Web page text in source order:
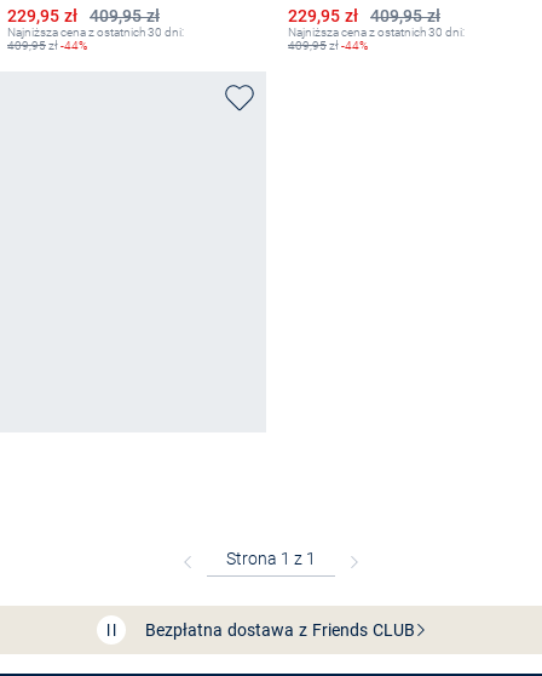
409,95 zł
Obniżona cena
229,95 zł
Najniższa cena z ostatnich 30 dni:
409,95zł-44%
409,95 zł
Obniżona cena
229,95 zł
Najniższa cena z ostatnich 30 dni:
409,95zł-44%
Bezpłatna dostawa z FriendsCLUB